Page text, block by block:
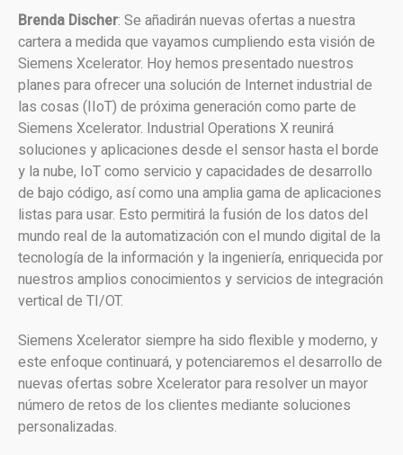
Brenda Discher: Se añadirán nuevas ofertas a nuestra
cartera a medida que vayamos cumpliendo esta visión de
Siemens Xcelerator. Hoy hemos presentado nuestros
planes para ofrecer una solución de Internet industrial de
las cosas (IIoT) de próxima generación como parte de
Siemens Xcelerator. Industrial Operations X reunirá
soluciones y aplicaciones desde el sensor hasta el borde
y la nube, IoT como servicio y capacidades de desarrollo
de bajo código, así como una amplia gama de aplicaciones
listas para usar. Esto permitirá la fusión de los datos del
mundo real de la automatización con el mundo digital de la
tecnología de la información y la ingeniería, enriquecida por
nuestros amplios conocimientos y servicios de integración
vertical de TI/OT.
Siemens Xcelerator siempre ha sido flexible y moderno, y
este enfoque continuará, y potenciaremos el desarrollo de
nuevas ofertas sobre Xcelerator para resolver un mayor
número de retos de los clientes mediante soluciones
personalizadas.